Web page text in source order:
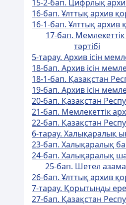
15-2-бап. Цифрлық
16-бап. Ұлттық архив
16-1-бап. Ұлттық
17-бап.
тәртібі
5-тарау. Архив ісін
18-бап. Архив ісін
18-1-бап. Қазақстан
19-бап. Архив ісін
20-бап. Қазақстан
21-бап. Мемлекеттік
22-бап. Қазақстан
6-тарау. Халықаралық
23-бап. Халықаралық
24-бап. Халықаралық
25-бап. Шетел
26-бап. Ұлттық архив
7-тарау. Қорытынды
27-бап. Қазақстан